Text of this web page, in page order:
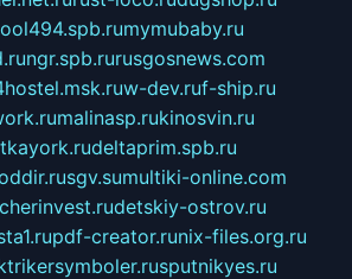
mymubaby.ru
ngr.spb.rurusgosnews.com
w-dev.ruf-ship.ru
malinasp.rukinosvin.ru
deltaprim.spb.ru
sgv.sumultiki-online.com
cherinvest.rudetskiy-ostrov.ru
pdf-creator.runix-files.org.ru
sputnikyes.ru